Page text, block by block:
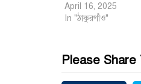
April 16, 2025
In "ঠাকুরগাঁও"
Please